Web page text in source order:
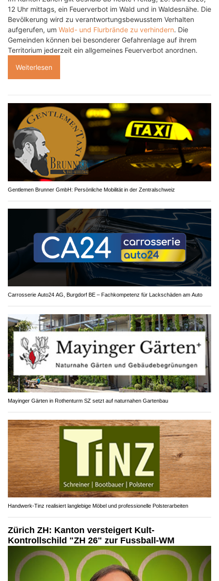
12 Uhr mittags, ein Feuerverbot im Wald und in Waldesnähe. Die
Bevölkerung wird zu verantwortungsbewusstem Verhalten
aufgerufen, um Wald- und Flurbrände zu verhindern. Die
Gemeinden können bei besonderer Gefahrenlage auf ihrem
Territorium jederzeit ein allgemeines Feuerverbot anordnen.
Weiterlesen
Gentlemen Brunner GmbH: Persönliche Mobilität in der Zentralschweiz
Carrosserie Auto24 AG, Burgdorf BE – Fachkompetenz für Lackschäden am Auto
Mayinger Gärten in Rothenturm SZ setzt auf naturnahen Gartenbau
Handwerk-Tinz realisiert langlebige Möbel und professionelle Polsterarbeiten
Zürich ZH: Kanton versteigert Kult-
Kontrollschild "ZH 26" zur Fussball-WM